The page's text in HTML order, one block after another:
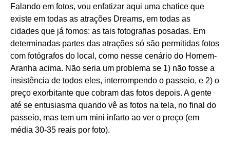
Falando em fotos, vou enfatizar aqui uma chatice que
existe em todas as atrações Dreams, em todas as
cidades que já fomos: as tais fotografias posadas. Em
determinadas partes das atrações só são permitidas fotos
com fotógrafos do local, como nesse cenário do Homem-
Aranha acima. Não seria um problema se 1) não fosse a
insistência de todos eles, interrompendo o passeio, e 2) o
preço exorbitante que cobram das fotos depois. A gente
até se entusiasma quando vê as fotos na tela, no final do
passeio, mas tem um mini infarto ao ver o preço (em
média 30-35 reais por foto).